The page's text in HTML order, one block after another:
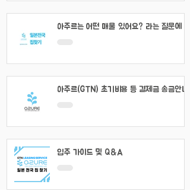
아주르는 어떤 매물 있어요? 라는 질문에 대
아주르(GTN) 초기비용 등 결제금 송금안내
입주 가이드 및 Q&A